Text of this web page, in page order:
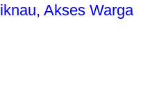
Akses Warga